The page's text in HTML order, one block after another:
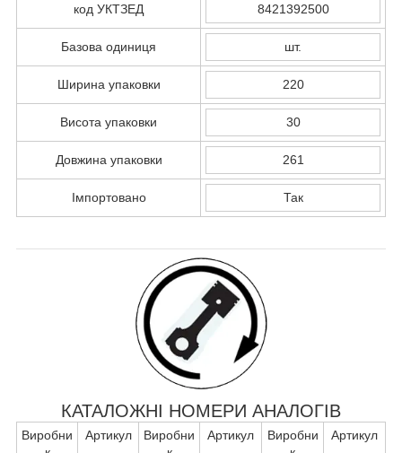
код УКТЗЕД 8421392500
Базова одиниця шт.
Ширина упаковки 220
Висота упаковки 30
Довжина упаковки 261
Імпортовано Так
КАТАЛОЖНІ НОМЕРИ АНАЛОГІВ
Виробни
Артикул
Виробни
Артикул
Виробни
Артикул